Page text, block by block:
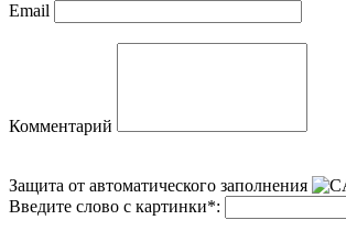
Email
Комментарий
Защита от автоматического заполнения
Введите слово с картинки*: